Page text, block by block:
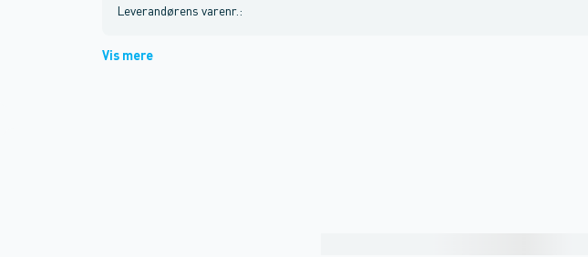
Leverandørens varenr. :
Vis mere